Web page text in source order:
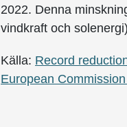
2022. Denna
vindkraft och
Källa: Record
European